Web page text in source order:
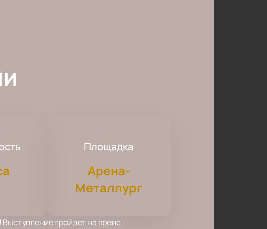
Площадка
Арена-
Металлург
пройдет на арене